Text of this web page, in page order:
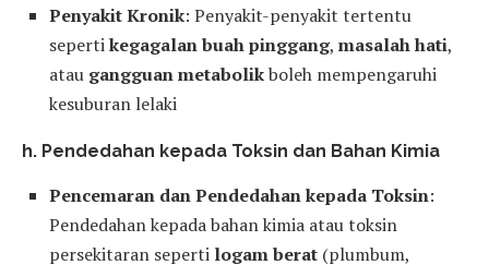
Penyakit Kronik: Penyakit-penyakit tertentu
sepertikegagalan buah pinggang, masalah hati,
atau gangguan metabolikboleh mempengaruhi
kesuburan lelaki
h. Pendedahan kepada Toksin dan Bahan Kimia
Pencemaran dan Pendedahan kepada Toksin:
Pendedahan kepada bahan kimia atau toksin
persekitaran seperti logam berat (plumbum,